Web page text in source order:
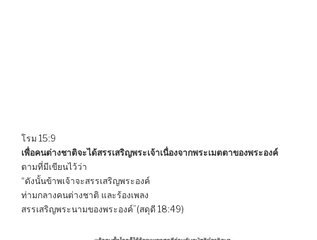
โรม 15:9
เพื่อคนต่างชาติจะได้สรรเสริญพระเจ้าเนื่องจากพระเมตตาของพระองค์
ตามที่มีเขียนไว้ว่า
“ดังนั้นข้าพเจ้าจะสรรเสริญพระองค์
ท่ามกลางคนต่างชาติ และร้องเพลง
สรรเสริญพระนามของพระองค์”(สดุดี 18:49)